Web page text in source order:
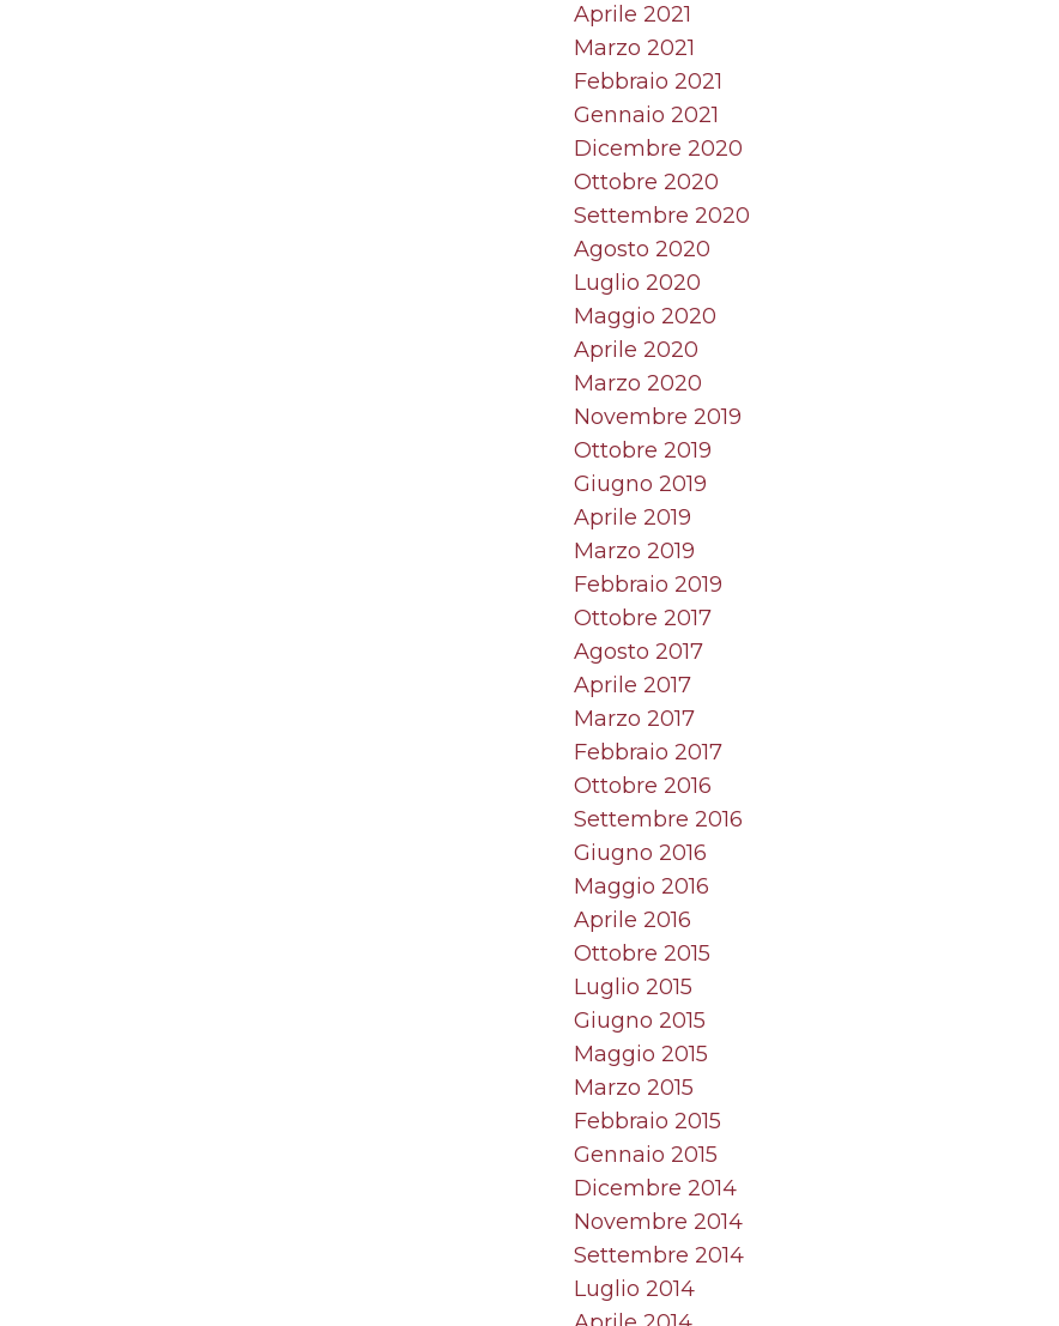
Aprile 2021
Marzo 2021
Febbraio 2021
Gennaio 2021
Dicembre 2020
Ottobre 2020
Settembre 2020
Agosto 2020
Luglio 2020
Maggio 2020
Aprile 2020
Marzo 2020
Novembre 2019
Ottobre 2019
Giugno 2019
Aprile 2019
Marzo 2019
Febbraio 2019
Ottobre 2017
Agosto 2017
Aprile 2017
Marzo 2017
Febbraio 2017
Ottobre 2016
Settembre 2016
Giugno 2016
Maggio 2016
Aprile 2016
Ottobre 2015
Luglio 2015
Giugno 2015
Maggio 2015
Marzo 2015
Febbraio 2015
Gennaio 2015
Dicembre 2014
Novembre 2014
Settembre 2014
Luglio 2014